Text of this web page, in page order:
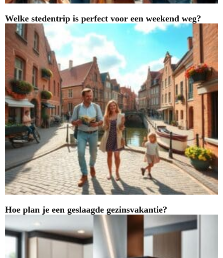
Welke stedentrip is perfect voor een weekend weg?
Hoe plan je een geslaagde gezinsvakantie?